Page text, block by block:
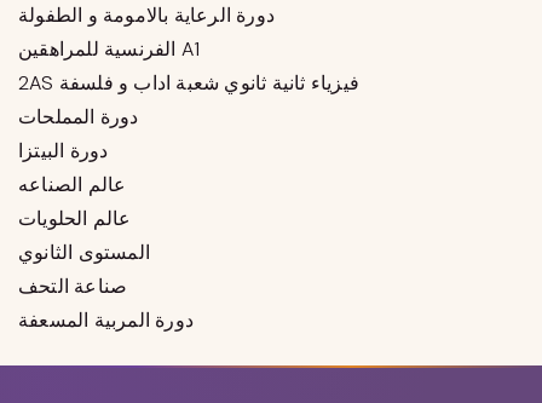
دورة الرعاية بالامومة و الطفولة
الفرنسية للمراهقين A1
2AS فيزياء ثانية ثانوي شعبة اداب و فلسفة
دورة المملحات
دورة البيتزا
عالم الصناعه
عالم الحلويات
المستوى الثانوي
صناعة التحف
دورة المربية المسعفة